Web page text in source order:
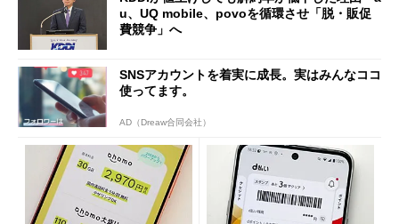
u、UQ mobile、povoを循環させ「脱・販促
費競争」へ
SNSアカウントを着実に成長。実はみんなココ
使ってます。
AD（Dreaw合同会社）